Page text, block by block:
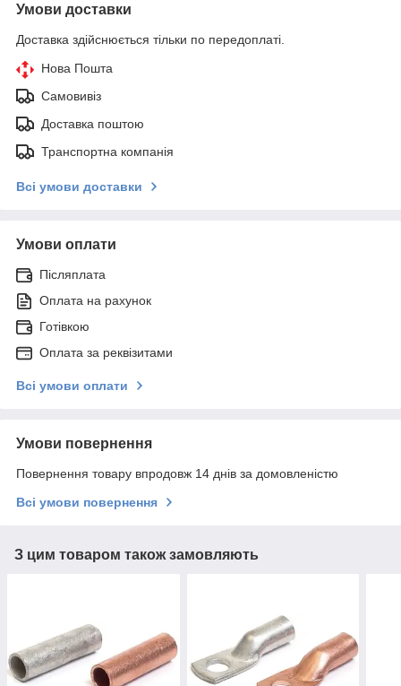
Умови доставки
Доставка здійснюється тільки по передоплаті.
Нова Пошта
Самовивіз
Доставка поштою
Транспортна компанія
Всі умови доставки
Умови оплати
Післяплата
Оплата на рахунок
Готівкою
Оплата за реквізитами
Всі умови оплати
Умови повернення
Повернення товару впродовж 14 днів за домовленістю
Всі умови повернення
З цим товаром також замовляють